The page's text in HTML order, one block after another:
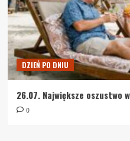
DZIEŃ PO DNIU
26.07. Największe oszustwo
0